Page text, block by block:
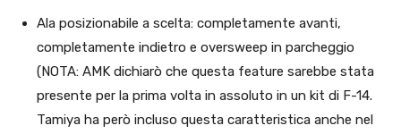
Ala posizionabile a scelta: completamente avanti,
completamente indietro e oversweep in parcheggio
(NOTA: AMK dichiarò che questa feature sarebbe stata
presente per la prima volta in assoluto in un kit di F-14.
Tamiya ha però incluso questa caratteristica anche nel